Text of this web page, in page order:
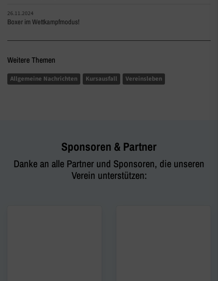
26.11.2024
Boxer im Wettkampfmodus!
Weitere Themen
Allgemeine Nachrichten Kursausfall Vereinsleben
Sponsoren & Partner
Danke an alle Partner und Sponsoren, die unseren
Verein unterstützen: